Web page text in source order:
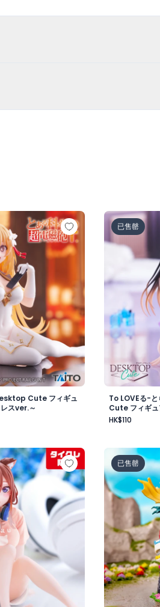
Desktop Cute フィギュア 食蜂
Cute フィギュ
スver.～
To LOVEる
已售罄
To LOVEる-
Cute フィギ
HK$110
雫ver.～（タイクレ限定）
Cute フィギュア 中野三玖～
僕のヒー
已售罄